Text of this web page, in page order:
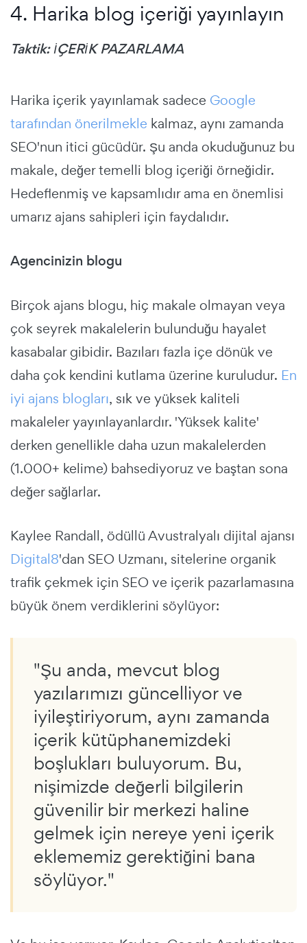
4. Harika blog içeriği yayınlayın
Taktik: İÇERİK PAZARLAMA
Harika içerik yayınlamak sadece Google
tarafından önerilmekle kalmaz, aynı zamanda
SEO'nun itici gücüdür. Şu anda okuduğunuz bu
makale, değer temelli blog içeriği örneğidir.
Hedeflenmiş ve kapsamlıdır ama en önemlisi
umarız ajans sahipleri için faydalıdır.
Agencinizin blogu
Birçok ajans blogu, hiç makale olmayan veya
çok seyrek makalelerin bulunduğu hayalet
kasabalar gibidir. Bazıları fazla içe dönük ve
daha çok kendini kutlama üzerine kuruludur. En
iyi ajans blogları, sık ve yüksek kaliteli
makaleler yayınlayanlardır. 'Yüksek kalite'
derken genellikle daha uzun makalelerden
(1.000+ kelime) bahsediyoruz ve baştan sona
değer sağlarlar.
Kaylee Randall, ödüllü Avustralyalı dijital ajansı
Digital8'dan SEO Uzmanı, sitelerine organik
trafik çekmek için SEO ve içerik pazarlamasına
büyük önem verdiklerini söylüyor:
"Şu anda, mevcut blog
yazılarımızı güncelliyor ve
iyileştiriyorum, aynı zamanda
içerik kütüphanemizdeki
boşlukları buluyorum. Bu,
nişimizde değerli bilgilerin
güvenilir bir merkezi haline
gelmek için nereye yeni içerik
eklememiz gerektiğini bana
söylüyor."